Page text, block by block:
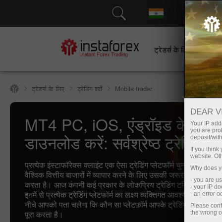
सहायता
ट्रेडर्स के लिए
ट्रेडर्स के लिए ट्रेडिंग शर्तें Mobile trader
MT4 PC, iOS, एंड्रॉइड के लिए
डाउनलोड करें: सर्वश्रेष्ठ ट्रेडिंग
प्रत्येक इंस्टाफॉरेक्स क्लाइंट एक ऐसा ट्रेडिंग प्लेटफॉर्म चुनने के लिए
वैश्विक वित्तीय बाजारों में व्यापार करने के लिए उसकी जरूरतों को सबसे
करता है। आज कंपनी कई प्रकार के लोकप्रिय ट्रेडिंग टर्मिनल प्रदान
इनमें से प्रत्येक ट्रेडिंग प्लेटफॉर्म का लक्ष्य व्यक्तिगत आवश्यकताओं को
नीचे आपको पता चलेगा कि कौन सा प्लेटफ़ॉर्म आपके ट्रेडिंग उद्देश्यों
पूरा करता है।
DEAR
Your IP
you are
deposit/
If you
website.
Why does
- you are
- your IP
- an error
Please
the wrong